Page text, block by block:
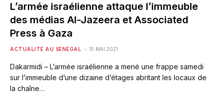
L’armée israélienne attaque l’immeuble
des médias Al-Jazeera et Associated
Press à Gaza
ACTUALITÉ AU SÉNÉGAL 15 MAI 2021
Dakarmidi – L’armée israélienne a mené une frappe samedi
sur l’immeuble d’une dizaine d’étages abritant les locaux de
la chaîne…